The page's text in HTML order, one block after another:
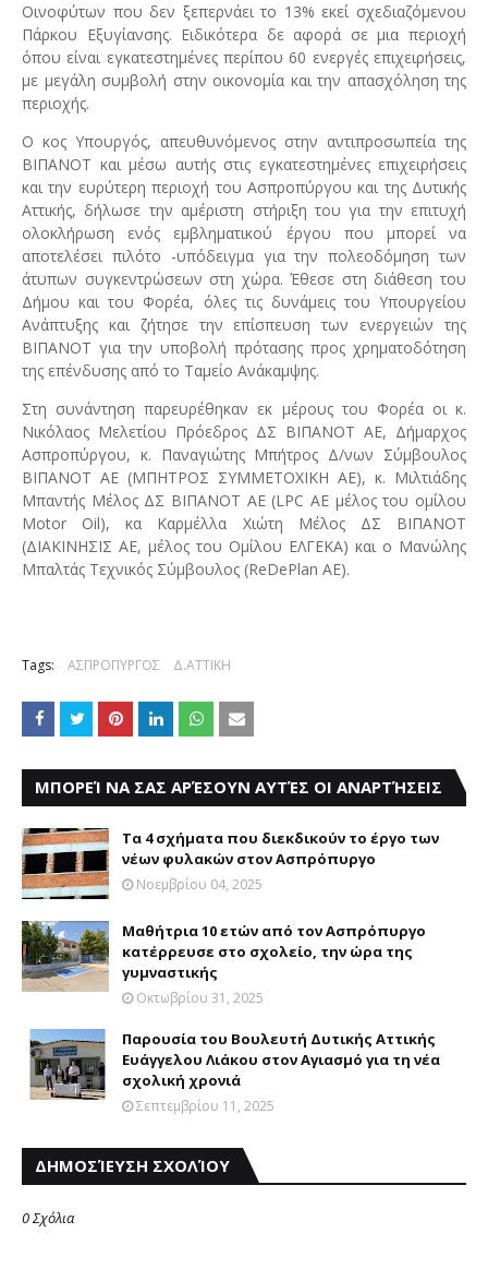
Οινοφύτων που δεν ξεπερνάει το 13% εκεί σχεδιαζόμενου
Πάρκου Εξυγίανσης. Ειδικότερα δε αφορά σε μια περιοχή
όπου είναι εγκατεστημένες περίπου 60 ενεργές επιχειρήσεις,
με μεγάλη συμβολή στην οικονομία και την απασχόληση της
περιοχής.
Ο κος Υπουργός, απευθυνόμενος στην αντιπροσωπεία της
ΒΙΠΑΝΟΤ και μέσω αυτής στις εγκατεστημένες επιχειρήσεις
και την ευρύτερη περιοχή του Ασπροπύργου και της Δυτικής
Αττικής, δήλωσε την αμέριστη στήριξη του για την επιτυχή
ολοκλήρωση ενός εμβληματικού έργου που μπορεί να
αποτελέσει πιλότο -υπόδειγμα για την πολεοδόμηση των
άτυπων συγκεντρώσεων στη χώρα. Έθεσε στη διάθεση του
Δήμου και του Φορέα, όλες τις δυνάμεις του Υπουργείου
Ανάπτυξης και ζήτησε την επίσπευση των ενεργειών της
ΒΙΠΑΝΟΤ για την υποβολή πρότασης προς χρηματοδότηση
της επένδυσης από το Ταμείο Ανάκαμψης.
Στη συνάντηση παρευρέθηκαν εκ μέρους του Φορέα οι κ.
Νικόλαος Μελετίου Πρόεδρος ΔΣ ΒΙΠΑΝΟΤ ΑΕ, Δήμαρχος
Ασπροπύργου, κ. Παναγιώτης Μπήτρος Δ/νων Σύμβουλος
ΒΙΠΑΝΟΤ ΑΕ (ΜΠΗΤΡΟΣ ΣΥΜΜΕΤΟΧΙΚΗ ΑΕ), κ. Μιλτιάδης
Μπαντής Μέλος ΔΣ ΒΙΠΑΝΟΤ ΑΕ (LPC AE μέλος του ομίλου
Motor Oil), κα Καρμέλλα Χιώτη Μέλος ΔΣ ΒΙΠΑΝΟΤ
(ΔΙΑΚΙΝΗΣΙΣ ΑΕ, μέλος του Ομίλου ΕΛΓΕΚΑ) και ο Μανώλης
Μπαλτάς Τεχνικός Σύμβουλος (ReDePlan AE).
Tags: ΑΣΠΡΟΠΥΡΓΟΣ Δ.ΑΤΤΙΚΗ
ΜΠΟΡΕΊ ΝΑ ΣΑΣ ΑΡΈΣΟΥΝ ΑΥΤΈΣ ΟΙ ΑΝΑΡΤΉΣΕΙΣ
Τα 4 σχήματα που διεκδικούν το έργο των
νέων φυλακών στον Ασπρόπυργο
Νοεμβρίου 04, 2025
Μαθήτρια 10 ετών από τον Ασπρόπυργο
κατέρρευσε στο σχολείο, την ώρα της
γυμναστικής
Οκτωβρίου 31, 2025
Παρουσία του Βουλευτή Δυτικής Αττικής
Ευάγγελου Λιάκου στον Αγιασμό για τη νέα
σχολική χρονιά
Σεπτεμβρίου 11, 2025
ΔΗΜΟΣΊΕΥΣΗ ΣΧΟΛΊΟΥ
0 Σχόλια